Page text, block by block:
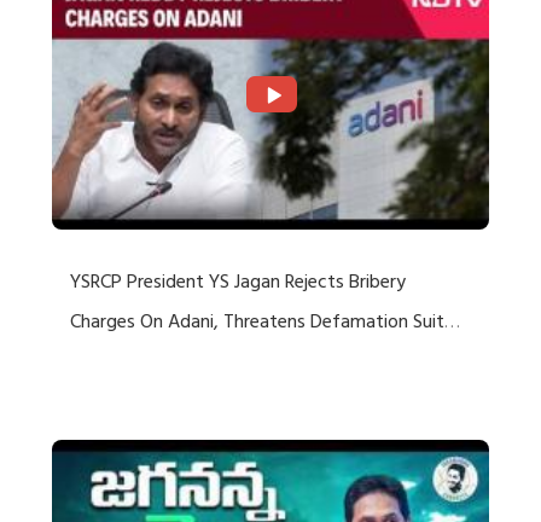
YSRCP President YS Jagan Rejects Bribery
Charges On Adani, Threatens Defamation Suit